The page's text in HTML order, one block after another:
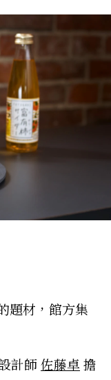
題材，館方集
計師佐藤卓 擔